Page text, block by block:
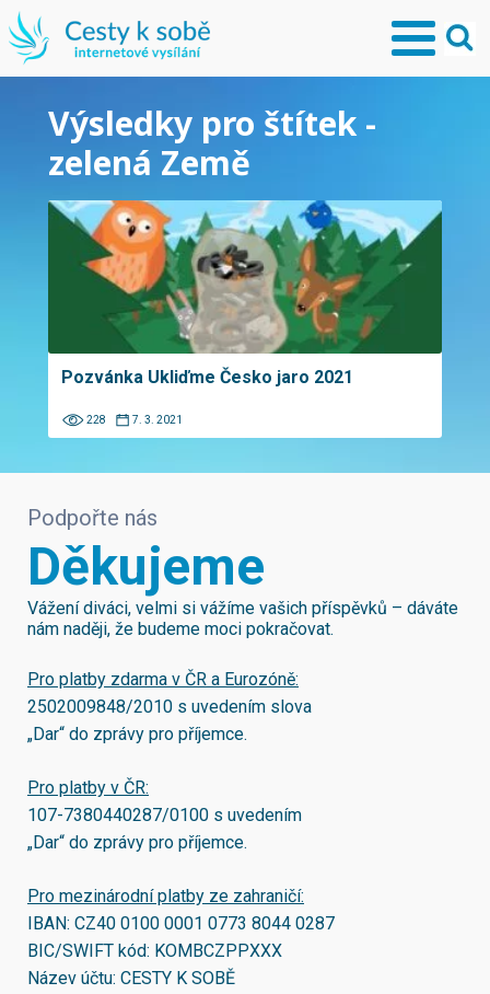
Výsledky pro štítek -
zelená Země
Pozvánka Ukliďme Česko jaro 2021
228 7. 3. 2021
Podpořte nás
Děkujeme
Vážení diváci, velmi si vážíme vašich příspěvků – dáváte
nám naději, že budeme moci pokračovat.
Pro platby zdarma v ČR a Eurozóně:
2502009848/2010 s uvedením slova
„Dar“ do zprávy pro příjemce.
Pro platby v ČR:
107-7380440287/0100 s uvedením
„Dar“ do zprávy pro příjemce.
Pro mezinárodní platby ze zahraničí:
IBAN: CZ40 0100 0001 0773 8044 0287
BIC/SWIFT kód: KOMBCZPPXXX
Název účtu: CESTY K SOBĚ